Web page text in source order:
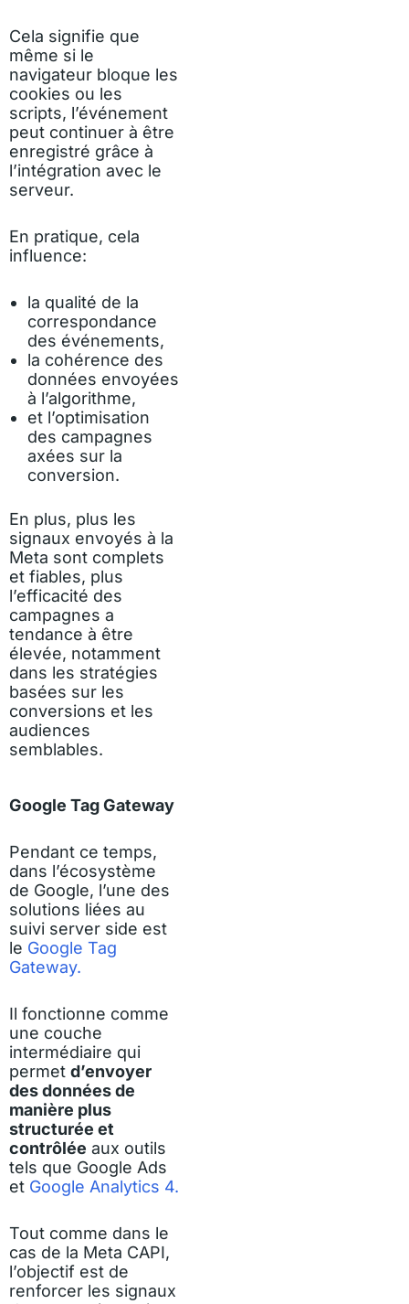
Cela signifie que
même si le
navigateur bloque les
cookies ou les
scripts, l’événement
peut continuer à être
enregistré grâce à
l’intégration avec le
serveur.
En pratique, cela
influence:
la qualité de la
correspondance
des événements,
la cohérence des
données envoyées
à l’algorithme,
et l’optimisation
des campagnes
axées sur la
conversion.
En plus, plus les
signaux envoyés à la
Meta sont complets
et fiables, plus
l’efficacité des
campagnes a
tendance à être
élevée, notamment
dans les stratégies
basées sur les
conversions et les
audiences
semblables.
Google Tag Gateway
Pendant ce temps,
dans l’écosystème
de Google, l’une des
solutions liées au
suivi server side est
le Google Tag
Gateway.
Il fonctionne comme
une couche
intermédiaire qui
permet d’envoyer
des données de
manière plus
structurée et
contrôlée aux outils
tels que Google Ads
et Google Analytics 4.
Tout comme dans le
cas de la Meta CAPI,
l’objectif est de
renforcer les signaux